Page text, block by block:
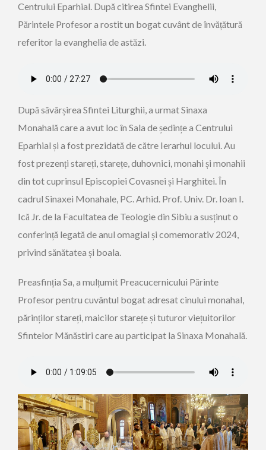
Centrului Eparhial. După citirea Sfintei Evanghelii,
Părintele Profesor a rostit un bogat cuvânt de învățătură
referitor la evanghelia de astăzi.
După săvârșirea Sfintei Liturghii, a urmat Sinaxa
Monahală care a avut loc în Sala de ședințe a Centrului
Eparhial și a fost prezidată de către Ierarhul locului. Au
fost prezenți stareți, starețe, duhovnici, monahi și monahii
din tot cuprinsul Episcopiei Covasnei și Harghitei. În
cadrul Sinaxei Monahale, PC. Arhid. Prof. Univ. Dr. Ioan I.
Ică Jr. de la Facultatea de Teologie din Sibiu a susținut o
conferință legată de anul omagial și comemorativ 2024,
privind sănătatea și boala.
Preasfinția Sa, a mulțumit Preacucernicului Părinte
Profesor pentru cuvântul bogat adresat cinului monahal,
părinților stareți, maicilor starețe și tuturor viețuitorilor
Sfintelor Mănăstiri care au participat la Sinaxa Monahală.